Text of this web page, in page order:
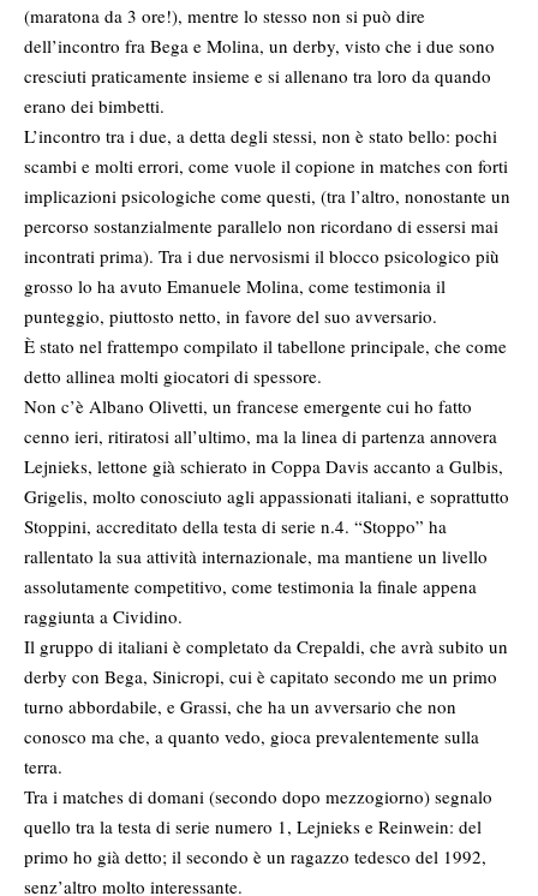
(maratona da 3 ore!), mentre lo stesso non si può dire
dell’incontro fra Bega e Molina, un derby, visto che i due sono
cresciuti praticamente insieme e si allenano tra loro da quando
erano dei bimbetti.
L’incontro tra i due, a detta degli stessi, non è stato bello: pochi
scambi e molti errori, come vuole il copione in matches con forti
implicazioni psicologiche come questi, (tra l’altro, nonostante un
percorso sostanzialmente parallelo non ricordano di essersi mai
incontrati prima). Tra i due nervosismi il blocco psicologico più
grosso lo ha avuto Emanuele Molina, come testimonia il
punteggio, piuttosto netto, in favore del suo avversario.
È stato nel frattempo compilato il tabellone principale, che come
detto allinea molti giocatori di spessore.
Non c’è Albano Olivetti, un francese emergente cui ho fatto
cenno ieri, ritiratosi all’ultimo, ma la linea di partenza annovera
Lejnieks, lettone già schierato in Coppa Davis accanto a Gulbis,
Grigelis, molto conosciuto agli appassionati italiani, e soprattutto
Stoppini, accreditato della testa di serie n.4. “Stoppo” ha
rallentato la sua attività internazionale, ma mantiene un livello
assolutamente competitivo, come testimonia la finale appena
raggiunta a Cividino.
Il gruppo di italiani è completato da Crepaldi, che avrà subito un
derby con Bega, Sinicropi, cui è capitato secondo me un primo
turno abbordabile, e Grassi, che ha un avversario che non
conosco ma che, a quanto vedo, gioca prevalentemente sulla
terra.
Tra i matches di domani (secondo dopo mezzogiorno) segnalo
quello tra la testa di serie numero 1, Lejnieks e Reinwein: del
primo ho già detto; il secondo è un ragazzo tedesco del 1992,
senz’altro molto interessante.